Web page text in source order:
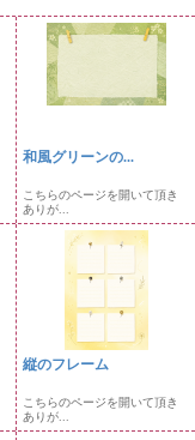
和風グリーンの...
こちらのページを開いて頂き
ありが...
縦のフレーム
こちらのページを開いて頂き
ありが...